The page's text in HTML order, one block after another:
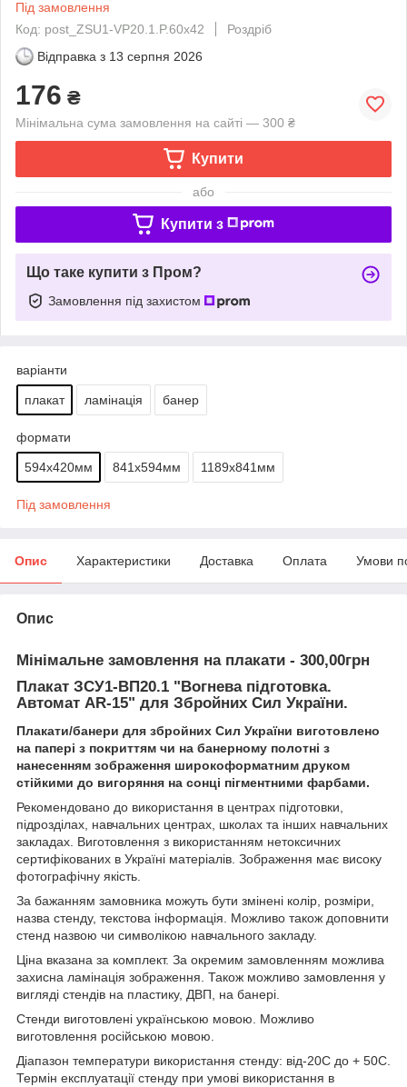
Під замовлення
Код: post_ZSU1-VP20.1.P.60x42
Роздріб
Відправка з 13 серпня 2026
176 ₴
Мінімальна сума замовлення на сайті — 300 ₴
Купити
або
Купити з
Що таке купити з Пром?
Замовлення під захистом
варіанти
плакат ламінація банер
формати
594х420мм 841х594мм 1189х841мм
Під замовлення
Опис Характеристики Доставка Оплата Умови
Опис
Мінімальне замовлення на плакати - 300,00грн
Плакат ЗСУ1-ВП20.1 "Вогнева підготовка.
Автомат AR-15" для Збройних Сил України.
Плакати/банери для збройних Сил України виготовлено
на папері з покриттям чи на банерному полотні з
нанесенням зображення широкоформатним друком
стійкими до вигоряння на сонці пігментними фарбами.
Рекомендовано до використання в центрах підготовки,
підрозділах, навчальних центрах, школах та інших навчальних
закладах. Виготовлення з використанням нетоксичних
сертифікованих в Україні матеріалів. Зображення має високу
фотографічну якість.
За бажанням замовника можуть бути змінені колір, розміри,
назва стенду, текстова інформація. Можливо також доповнити
стенд назвою чи символікою навчального закладу.
Ціна вказана за комплект. За окремим замовленням можлива
захисна ламінація зображення. Також можливо замовлення у
вигляді стендів на пластику, ДВП, на банері.
Стенди виготовлені українською мовою. Можливо
виготовлення російською мовою.
Діапазон температури використання стенду: від-20С до + 50С.
Термін експлуатації стенду при умові використання в